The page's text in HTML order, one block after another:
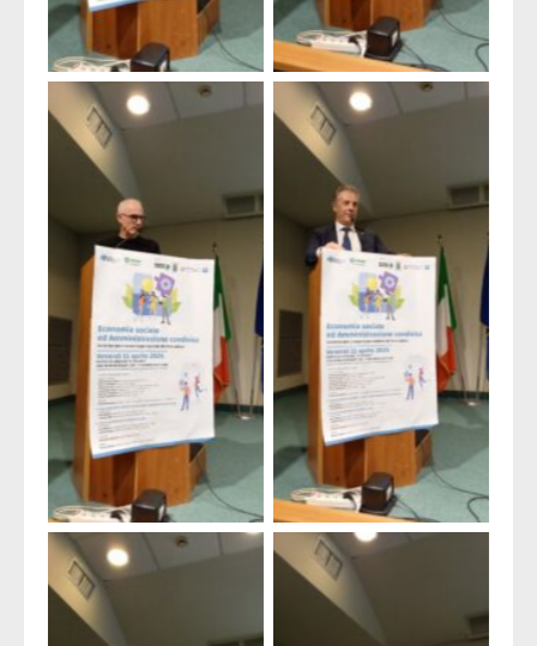
Luigino Quarchioni Maurizio Frascarelli